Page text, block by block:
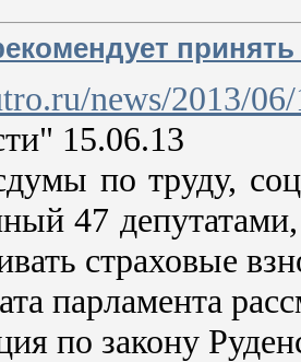
news/2013/
15.06.13
по труду,
47
страховые
парламента
по закону